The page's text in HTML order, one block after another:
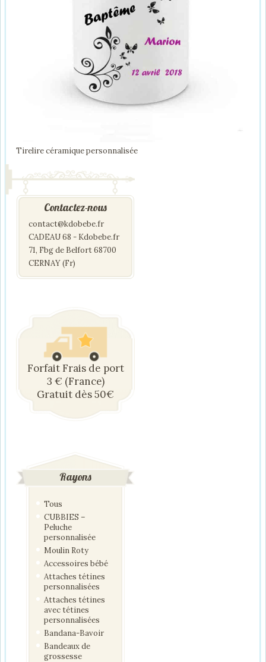
Tirelire céramique personnalisée
Contactez-nous
contact@kdobebe.fr
CADEAU 68 - Kdobebe.fr
71, Fbg de Belfort 68700
CERNAY (Fr)
Forfait Frais de port
3 € (France)
Gratuit dès 50€
Rayons
Tous
CUBBIES –
Peluche
personnalisée
Moulin Roty
Accessoires bébé
Attaches tétines
personnalisées
Attaches tétines
avec tétines
personnalisées
Bandana-Bavoir
Bandeaux de
grossesse